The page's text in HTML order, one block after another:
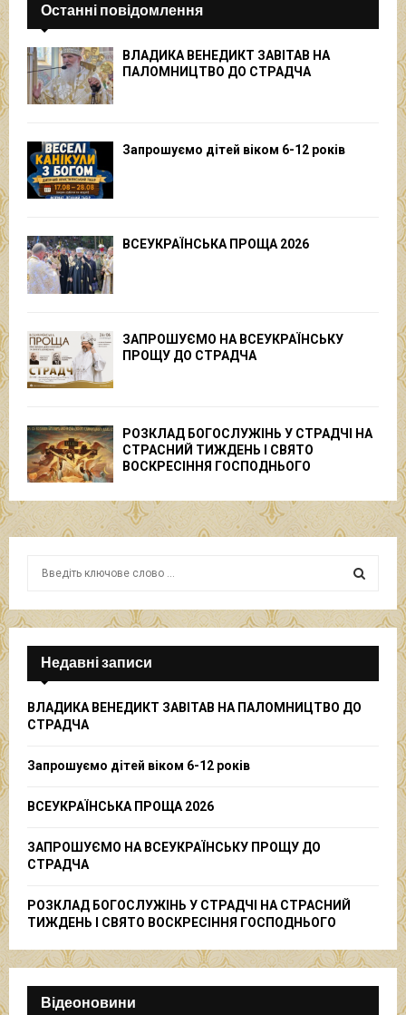
Останні повідомлення
ВЛАДИКА ВЕНЕДИКТ ЗАВІТАВ НА
ПАЛОМНИЦТВО ДО СТРАДЧА
Запрошуємо дітей віком 6-12 років
ВСЕУКРАЇНСЬКА ПРОЩА 2026
ЗАПРОШУЄМО НА ВСЕУКРАЇНСЬКУ
ПРОЩУ ДО СТРАДЧА
РОЗКЛАД БОГОСЛУЖІНЬ У СТРАДЧІ НА
СТРАСНИЙ ТИЖДЕНЬ І СВЯТО
ВОСКРЕСІННЯ ГОСПОДНЬОГО
r
f
r
S
E
A
Недавні записи
ВЛАДИКА ВЕНЕДИКТ ЗАВІТАВ НА ПАЛОМНИЦТВО ДО
СТРАДЧА
Запрошуємо дітей віком 6-12 років
ВСЕУКРАЇНСЬКА ПРОЩА 2026
ЗАПРОШУЄМО НА ВСЕУКРАЇНСЬКУ ПРОЩУ ДО
СТРАДЧА
РОЗКЛАД БОГОСЛУЖІНЬ У СТРАДЧІ НА СТРАСНИЙ
ТИЖДЕНЬ І СВЯТО ВОСКРЕСІННЯ ГОСПОДНЬОГО
Відеоновини